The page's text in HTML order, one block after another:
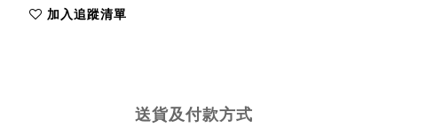
加入追蹤清單
送貨及付款方式